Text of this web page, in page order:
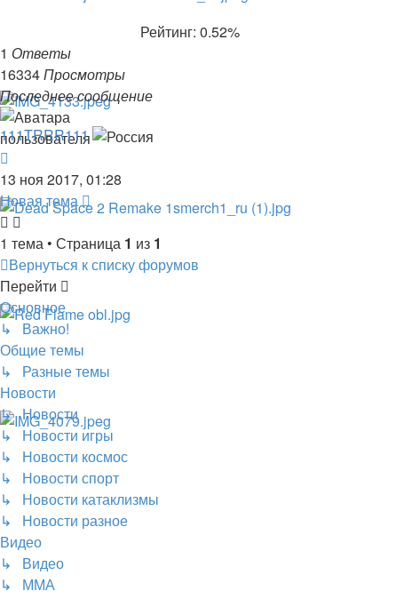
Рейтинг: 0.52%
1 Ответы
16334Просмотры
Последнее сообщение
111TRRR111
13 ноя 2017, 01:28
Новая тема
1 тема • Страница 1 из 1
Вернуться к списку форумов
Перейти
Основное
↳ Важно!
Общие темы
↳ Разные темы
Новости
↳ Новости
↳ Новости игры
↳ Новости космос
↳ Новости спорт
↳ Новости катаклизмы
↳ Новости разное
Видео
↳ Видео
↳ ММА